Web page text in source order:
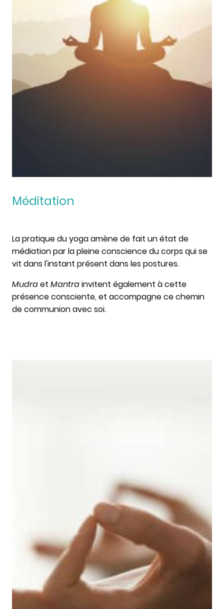
Méditation
La pratique du yoga amène de fait un état de
médiation par la pleine conscience du corps qui se
vit dans l'instant présent dans les postures.
Mudraet Mantrainvitent également à cette
présence consciente, et accompagne ce chemin
de communion avec soi.